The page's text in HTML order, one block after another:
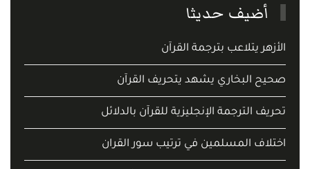
أضيف حديثا
الأزهر يتلاعب بترجمة القرآن
صحيح البخاري يشهد يتحريف القرآن
تحريف الترجمة الإنجليزية للقرآن بالدلائل
اختلاف المسلمين في ترتيب سور القران